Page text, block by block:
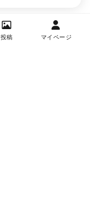
投稿 マイページ